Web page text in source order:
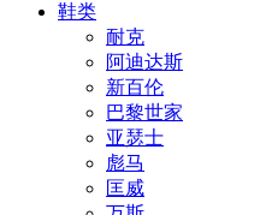
鞋类
耐克
阿迪达斯
新百伦
巴黎世家
亚瑟士
彪马
匡威